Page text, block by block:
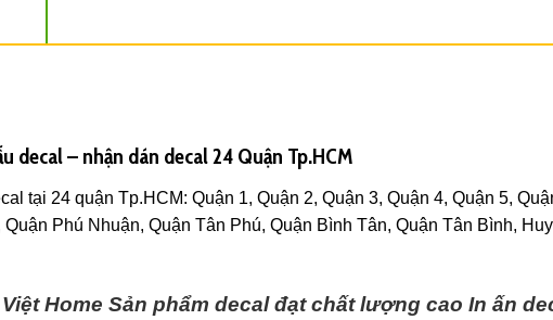
decal – nhận dán decal 24 Quận Tp.HCM
tại 24 quận Tp.HCM: Quận 1, Quận 2, Quận 3, Quận 4, Quận 5,
Phú Nhuận, Quận Tân Phú, Quận Bình Tân, Quận Tân Bình,
Home Sản phẩm decal đạt chất lượng cao In ấn